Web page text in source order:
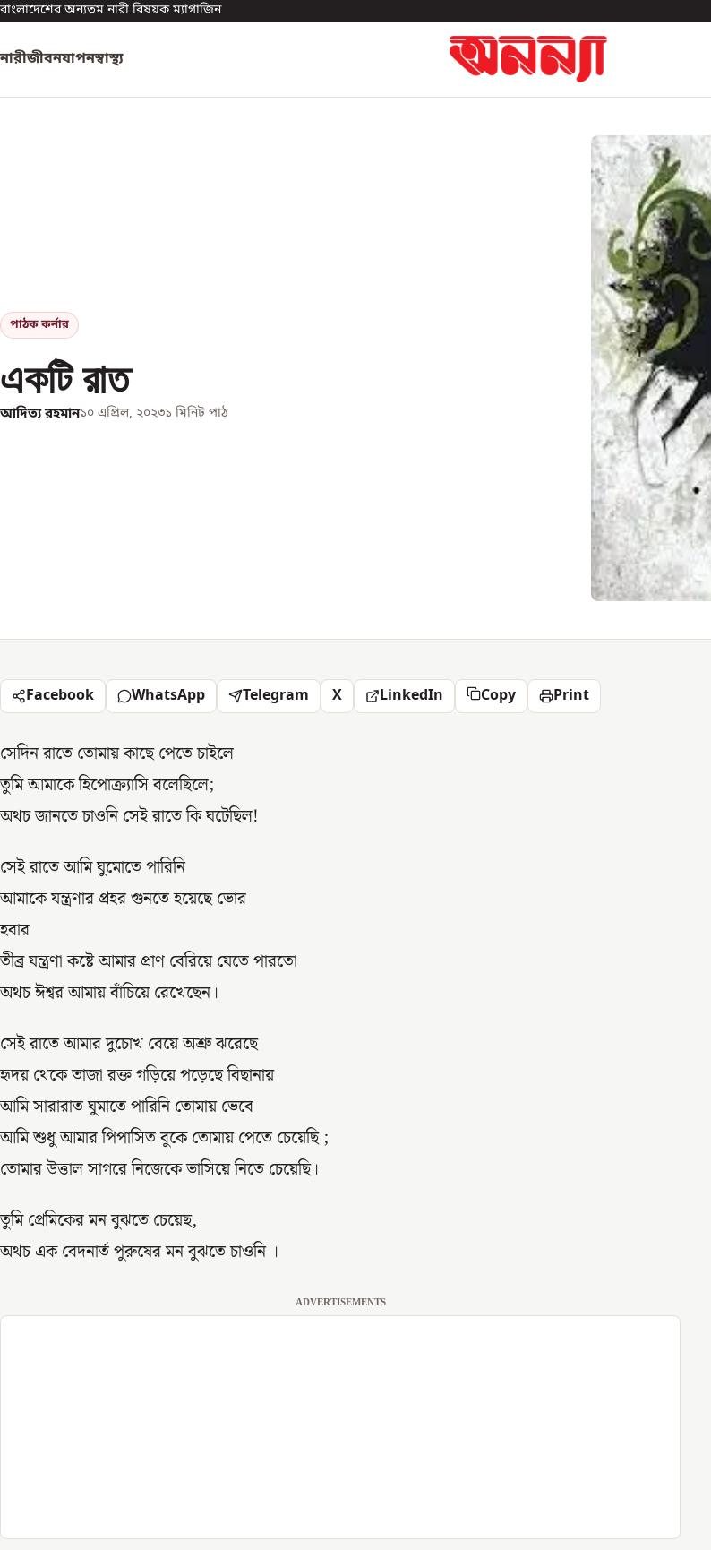
বাংলাদেশের অন্যতম নারী বিষয়ক ম্যাগাজিন
নারীজীবনযাপনস্বাস্থ্য
পাঠক কর্নার
একটি রাত
আদিত্য রহমান১০ এপ্রিল, ২০২৩১ মিনিট পাঠ
Facebook WhatsApp Telegram X LinkedIn Copy Print
সেদিন রাতে তোমায় কাছে পেতে চাইলে
তুমি আমাকে হিপোক্র্যাসি বলেছিলে;
অথচ জানতে চাওনি সেই রাতে কি ঘটেছিল!
সেই রাতে আমি ঘুমোতে পারিনি
আমাকে যন্ত্রণার প্রহর গুনতে হয়েছে ভোর
হবার
তীব্র যন্ত্রণা কষ্টে আমার প্রাণ বেরিয়ে যেতে পারতো
অথচ ঈশ্বর আমায় বাঁচিয়ে রেখেছেন।
সেই রাতে আমার দুচোখ বেয়ে অশ্রু ঝরেছে
হৃদয় থেকে তাজা রক্ত গড়িয়ে পড়েছে বিছানায়
আমি সারারাত ঘুমাতে পারিনি তোমায় ভেবে
আমি শুধু আমার পিপাসিত বুকে তোমায় পেতে চেয়েছি ;
তোমার উত্তাল সাগরে নিজেকে ভাসিয়ে নিতে চেয়েছি।
তুমি প্রেমিকের মন বুঝতে চেয়েছ,
অথচ এক বেদনার্ত পুরুষের মন বুঝতে চাওনি ।
ADVERTISEMENTS